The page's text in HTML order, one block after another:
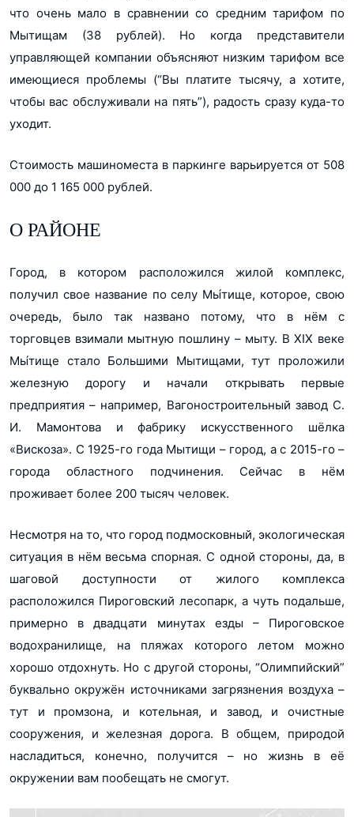
что очень мало в сравнении со средним тарифом по
Мытищам (38 рублей). Но когда представители
управляющей компании объясняют низким тарифом все
имеющиеся проблемы (“Вы платите тысячу, а хотите,
чтобы вас обслуживали на пять”), радость сразу куда-то
уходит.
Стоимость машиноместа в паркинге варьируется от 508
000 до 1 165 000 рублей.
О РАЙОНЕ
Город, в котором расположился жилой комплекс,
получил свое название по селу Мы́тище, которое, свою
очередь, было так названо потому, что в нём с
торговцев взимали мытную пошлину – мыту. В XIX веке
Мы́тище стало Большими Мытищами, тут проложили
железную дорогу и начали открывать первые
предприятия – например, Вагоностроительный завод С.
И. Мамонтова и фабрику искусственного шёлка
«Вискоза». С 1925-го года Мытищи – город, а с 2015-го –
города областного подчинения. Сейчас в нём
проживает более 200 тысяч человек.
Несмотря на то, что город подмосковный, экологическая
ситуация в нём весьма спорная. С одной стороны, да, в
шаговой доступности от жилого комплекса
расположился Пироговский лесопарк, а чуть подальше,
примерно в двадцати минутах езды – Пироговское
водохранилище, на пляжах которого летом можно
хорошо отдохнуть. Но с другой стороны, “Олимпийский”
буквально окружён источниками загрязнения воздуха –
тут и промзона, и котельная, и завод, и очистные
сооружения, и железная дорога. В общем, природой
насладиться, конечно, получится – но жизнь в её
окружении вам пообещать не смогут.